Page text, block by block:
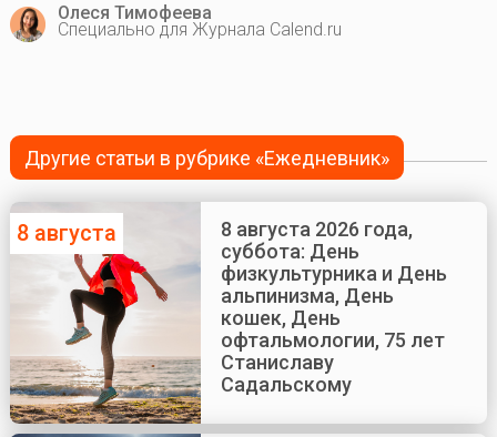
Олеся Тимофеева
Специально для Журнала Calend.ru
Другие статьи в рубрике «Ежедневник»
8 августа
8 августа 2026 года,
суббота: День
физкультурника и День
альпинизма, День
кошек, День
офтальмологии, 75 лет
Станиславу
Садальскому